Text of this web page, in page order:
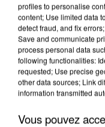
profiles to personalise
content; Use limited data
detect fraud, and fix
Save and communicate
process personal data
following functionalities:
requested; Use precise
other data sources; Link
information transmitted
Vous pouvez